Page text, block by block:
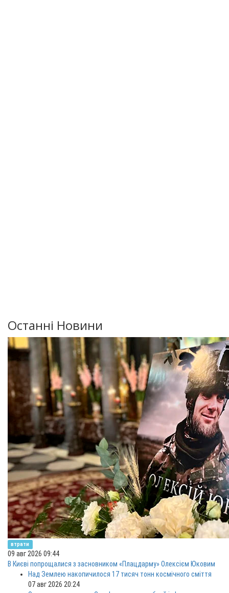
Останні Новини
втрати
09 авг 2026 09:44
В Києві попрощалися з засновником «Плацдарму» Олексієм Юковим
Над Землею накопичилося 17 тисяч тонн космічного сміття
07 авг 2026 20:24